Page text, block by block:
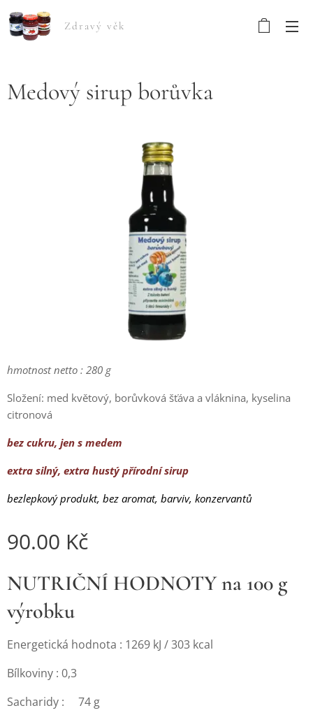
Zdravý věk
Medový sirup borůvka
hmotnost netto : 280 g
Složení: med květový, borůvková šťáva a vláknina, kyselina
citronová
bez cukru, jen s medem
extra silný, extra hustý přírodní sirup
bezlepkový produkt, bez aromat, barviv, konzervantů
90.00 Kč
NUTRIČNÍ HODNOTY na 100 g
výrobku
Energetická hodnota : 1269 kJ / 303 kcal
Bílkoviny : 0,3
Sacharidy : 74 g